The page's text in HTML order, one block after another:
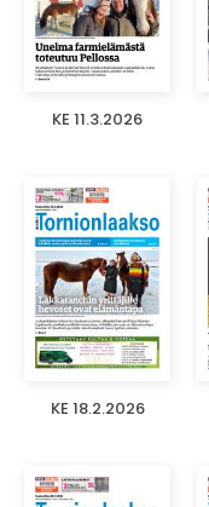
KE 11.3.2026
KE 18.2.2026